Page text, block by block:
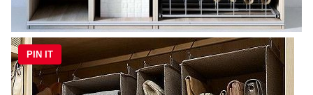
PIN IT